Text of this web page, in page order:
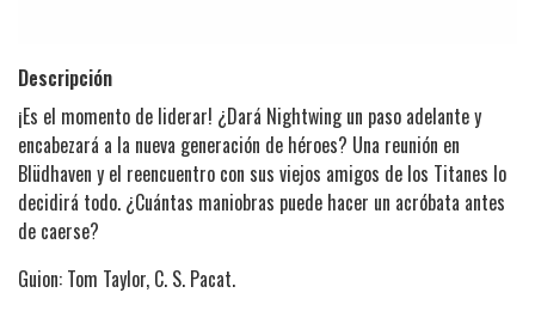
Descripción
¡Es el momento de liderar! ¿Dará Nightwing un paso adelante y
encabezará a la nueva generación de héroes? Una reunión en
Blüdhaven y el reencuentro con sus viejos amigos de los Titanes lo
decidirá todo. ¿Cuántas maniobras puede hacer un acróbata antes
de caerse?
Guion: Tom Taylor, C. S. Pacat.